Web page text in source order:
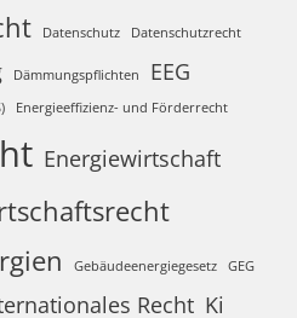
Datenschutz Datenschutzrecht
Dämmungspflichten EEG
Energieeffizienz- und Förderrecht
Energiewirtschaft
Gebäudeenergiegesetz GEG
Recht Ki